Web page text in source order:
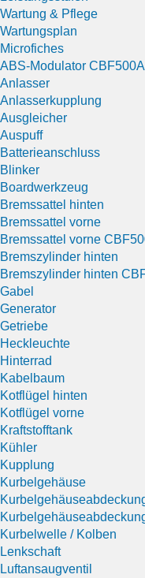
Wartung & Pflege
Wartungsplan
Microfiches
ABS-Modulator CBF500A
Anlasser
Anlasserkupplung
Ausgleicher
Auspuff
Batterieanschluss
Blinker
Boardwerkzeug
Bremssattel hinten
Bremssattel vorne
Bremssattel vorne
Bremszylinder hinten
Bremszylinder hinten
Gabel
Generator
Getriebe
Heckleuchte
Hinterrad
Kabelbaum
Kotflügel hinten
Kotflügel vorne
Kraftstofftank
Kühler
Kupplung
Kurbelgehäuse
Kurbelwelle / Kolben
Lenkschaft
Luftansaugventil